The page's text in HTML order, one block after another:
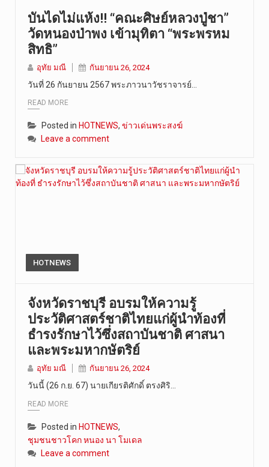
บันไดไม่แห้ง!! “คณะศิษย์หลวงปู่ชา”
วัดหนองป่าพง เข้ามุทิตา “พระพรหม
สิทธิ”
อุทัย มณี กันยายน 26, 2024
วันที่ 26 กันยายน 2567 พระภาวนาวัชราจารย์…
READ MORE
Posted in HOTNEWS, ข่าวเด่นพระสงฆ์
Leave a comment
HOTNEWS
จังหวัดราชบุรี อบรมให้ความรู้
ประวัติศาสตร์ชาติไทยแก่ผู้นำท้องที่
ธํารงรักษาไว้ซึ่งสถาบันชาติ ศาสนา
และพระมหากษัตริย์
อุทัย มณี กันยายน 26, 2024
วันนี้ (26 ก.ย. 67) นายเกียรติศักดิ์ ตรงศิริ…
READ MORE
Posted in HOTNEWS,
ชุมชนชาวโคก หนอง นา โมเดล
Leave a comment